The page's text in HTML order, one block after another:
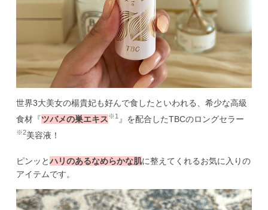
世界3大美女の楊貴妃も好んで食したといわれる、希少な高級
食材『ツバメの巣エキス※1』を配合したTBCのロングセラー
※2美容液！
ピンッとハリのあるなめらかな肌に整えてくれるお気に入りの
アイテムです。